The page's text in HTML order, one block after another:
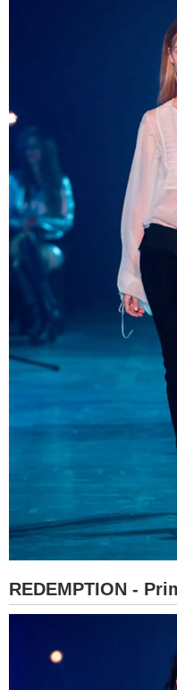
REDEMPTION -